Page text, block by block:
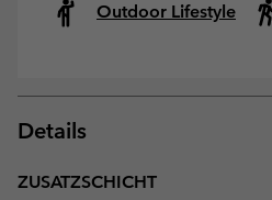
Outdoor Lifestyle
Details
ZUSATZSCHICHT